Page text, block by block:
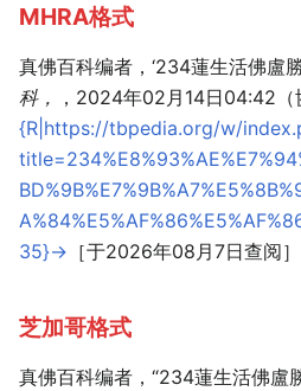
MHRA格式
真佛百科编者，‘234蓮生活佛盧
科，
，2024年02月14日04:42
{R|https://tbpedia.org/w/
35}- >［于2026年08月7日查阅］
芝加哥格式
真佛百科编者，“234蓮生活佛盧